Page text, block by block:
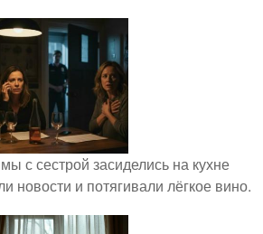
с сестрой засиделись на кухне
новости и потягивали лёгкое вино.